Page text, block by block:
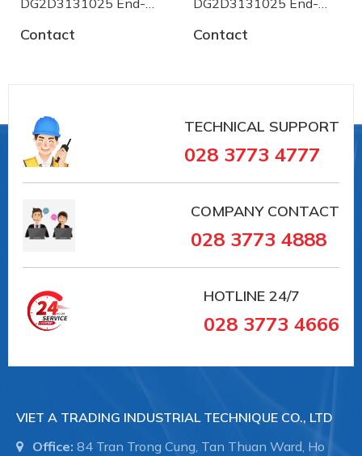
Thân bi: Thép không rỉ
Joang : PTFE - joang teflong
End-
DG2D3131025 End-
TECHNICAL SUPPORT
028 3773 4777
COMPANY CONTACT
028 3773 4888
HOTLINE 24/7
028 3773 4666
VIET A TRADING INDUSTRIAL TECHNIQUE CO., LTD
Office: 84 Tran Trong Cung, Tan Thuan Ward, Ho